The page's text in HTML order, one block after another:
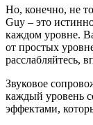
Но, конечно, не
Guy – это
каждом уровне.
от простых
расслабляйтесь,
Звуковое
каждый уровень
эффектами,